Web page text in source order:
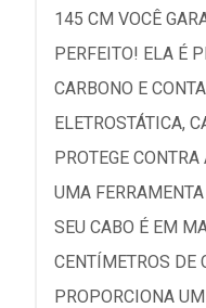
145 CM VOCÊ
PERFEITO! ELA É
CARBONO E
ELETROSTÁTICA,
PROTEGE
UMA
SEU CABO É EM
CENTÍMETROS DE
PROPORCIONA